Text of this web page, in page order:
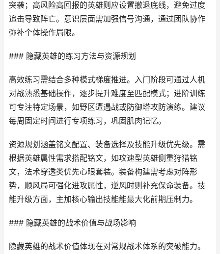
突袭；高风险高回报的英雄则应设置撤退底线，避免过度
追击导致阵亡。意识层面需加强信号沟通，通过团队协作
弥补个体操作局限。
### 隐藏英雄的练习方法与资源规划
高效练习需结合多种模式梯度推进。入门阶段可通过人机
对战熟悉基础操作，逐步提升难度至匹配模式；进阶训练
可专注特定场景，如野区遭遇战或防御塔攻防演练。建议
每周固定时间进行专项练习，巩固肌肉记忆。
资源规划涵盖铭文配置、装备选择及技能升级优先级。需
根据英雄属性需求搭配铭文，如攻速型英雄侧重狩猎铭
文，法术穿透类优先心眼套装。装备构建需考虑对阵形
势，顺风局可强化进攻属性，逆风时则补充保命装备。技
能升级方面，主加核心输出技能能最大化前期压制力。
### 隐藏英雄的战术价值与战场影响
隐藏英雄的战术价值体现在对常规战术体系的突破能力。